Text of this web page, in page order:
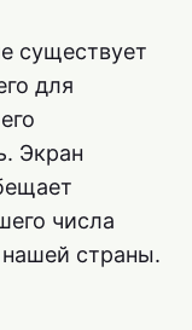
существует
для
Экран
числа
нашей страны.